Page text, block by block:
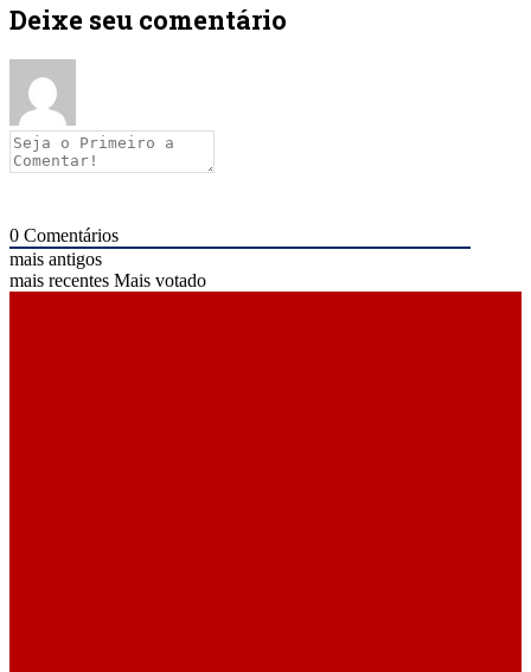
Deixe seu comentário
0 Comentários
mais antigos
mais recentes Mais votado